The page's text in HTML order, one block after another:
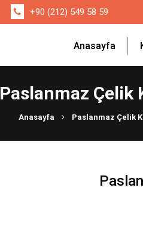
+90 (212) 549 58 59
Anasayfa
Paslanmaz Çelik
Anasayfa Paslanmaz Çelik